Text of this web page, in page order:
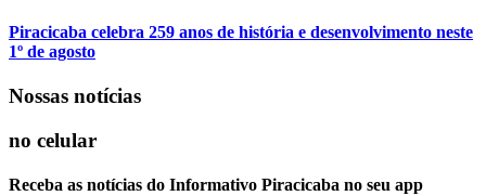
Piracicaba celebra 259 anos de história e desenvolvimento neste
1º de agosto
Nossas notícias
no celular
Receba as notícias do Informativo Piracicaba no seu app